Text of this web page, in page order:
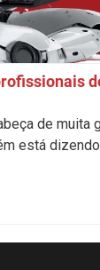
de muita
está